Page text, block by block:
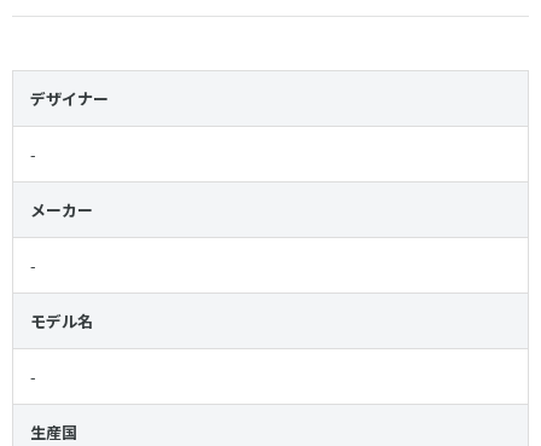
デザイナー
-
メーカー
-
モデル名
-
生産国